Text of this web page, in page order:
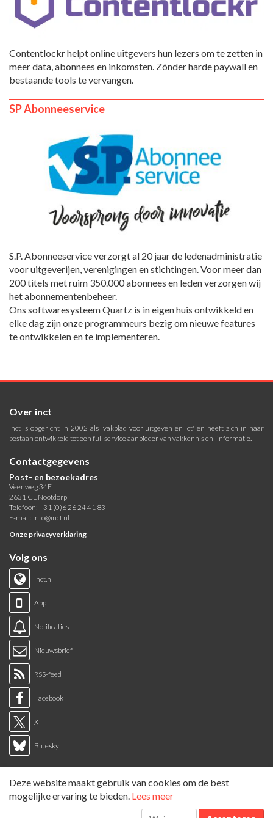
Contentlockr helpt online uitgevers hun lezers om te zetten in
meer data, abonnees en inkomsten. Zónder harde paywall en
bestaande tools te vervangen.
SP Abonneeservice
S.P. Abonneeservice verzorgt al 20 jaar de ledenadministratie
voor uitgeverijen, verenigingen en stichtingen. Voor meer dan
200 titels met ruim 350.000 abonnees en leden verzorgen wij
het abonnementenbeheer.
Ons softwaresysteem Quartz is in eigen huis ontwikkeld en
elke dag zijn onze programmeurs bezig om nieuwe features
te ontwikkelen en te implementeren.
Over inct
inct is opgericht in 2002 als 'vakblad voor uitgeven en ict' en heeft zich in haar
bestaan ontwikkeld tot een full service aanbieder van vakkennis en -informatie.
Contactgegevens
Post- en bezoekadres
Veenweg 34E
2631 CL Nootdorp
Telefoon: +31 (0)6 26 24 41 83
E-mail: info@inct.nl
Onze privacyverklaring
Volg ons
inct.nl
App
Notificaties
Nieuwsbrief
RSS-feed
Facebook
X
Bluesky
Sitemap
Tags overzicht
Deze website maakt gebruik van cookies om de best
mogelijke ervaring te bieden. Lees meer